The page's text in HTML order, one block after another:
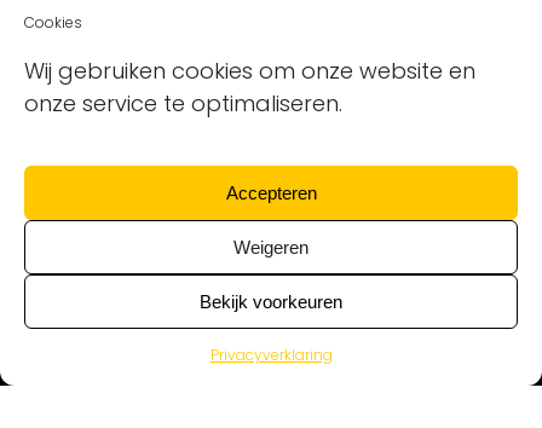
Cookies
Wij gebruiken cookies om onze website en
onze service te optimaliseren.
Accepteren
Weigeren
Bekijk voorkeuren
Privacyverklaring
Vacature plaatsen
Sollicitanten ontvangen
Blog